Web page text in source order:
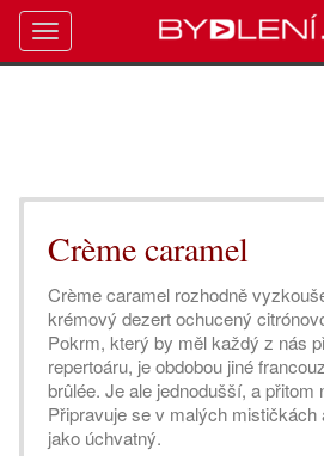
Crème caramel
Crème caramel rozhodně
krémový dezert ochucený
Pokrm, který by měl každý z nás
repertoáru, je obdobou jiné
brûlée. Je ale jednodušší, a přitom
Připravuje se v malých mističkách
jako úchvatný.
Toggle
navigation